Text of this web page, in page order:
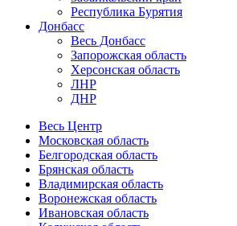
Республика Бурятия
Донбасс
Весь Донбасс
Запорожская область
Херсонская область
ЛНР
ДНР
Весь Центр
Московская область
Белгородская область
Брянская область
Владимирская область
Воронежская область
Ивановская область